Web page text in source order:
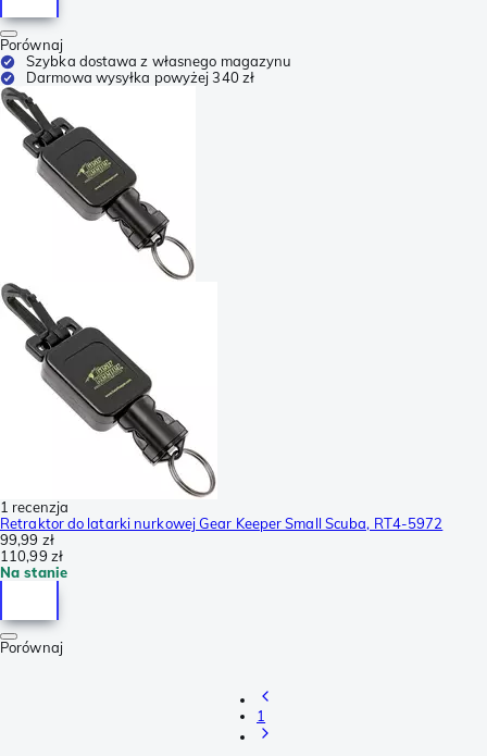
Porównaj
Szybka dostawa z własnego magazynu
Darmowa wysyłka powyżej 340 zł
1 recenzja
Retraktor do latarki nurkowej Gear Keeper Small Scuba, RT4-5972
99,99 zł
110,99 zł
Na stanie
Porównaj
1